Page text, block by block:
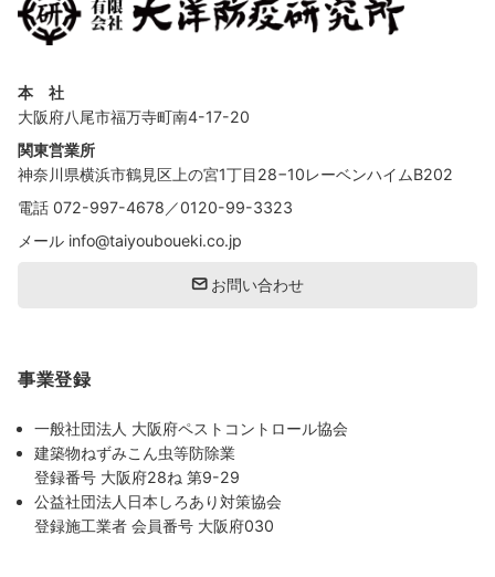
本 社
大阪府八尾市福万寺町南4-17-20
関東営業所
神奈川県横浜市鶴見区上の宮1丁目28−10レーベンハイムB202
電話 072-997-4678 ／0120-99-3323
メール info@taiyouboueki.co.jp
お問い合わせ
事業登録
一般社団法人 大阪府ペストコントロール協会
建築物ねずみこん虫等防除業
登録番号 大阪府28ね 第9-29
公益社団法人日本しろあり対策協会
登録施工業者 会員番号 大阪府030